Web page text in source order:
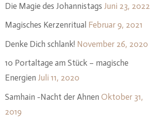
Die Magie des Johannistags Juni 23, 2022
Magisches Kerzenritual Februar 9, 2021
Denke Dich schlank! November 26, 2020
10 Portaltage am Stück – magische
Energien Juli 11, 2020
Samhain -Nacht der Ahnen Oktober 31,
2019